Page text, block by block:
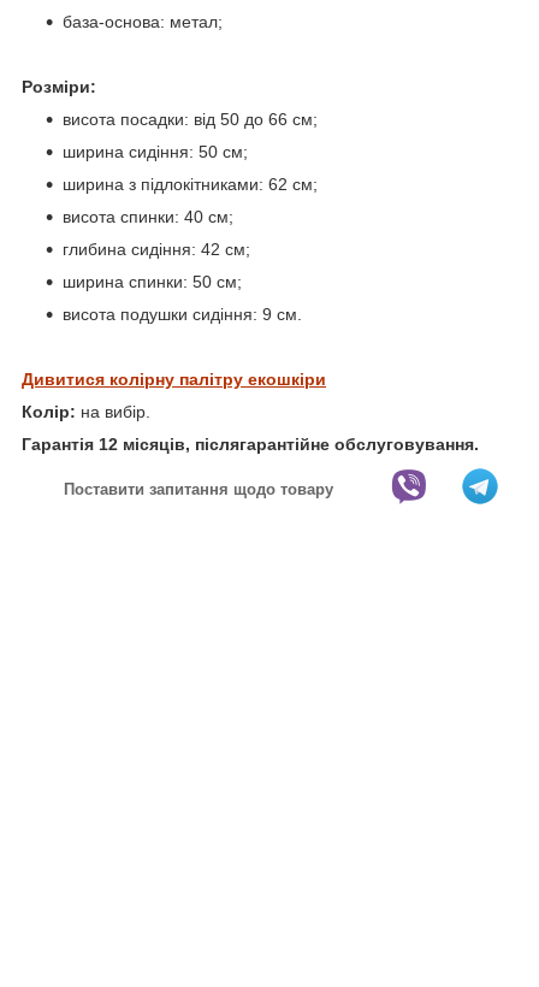
база-основа: метал;
Розміри:
висота посадки: від 50 до 66 см;
ширина сидіння: 50 см;
ширина з підлокітниками: 62 см;
висота спинки: 40 см;
глибина сидіння: 42 см;
ширина спинки: 50 см;
висота подушки сидіння: 9 см.
Дивитися колірну палітру екошкіри
Колір: на вибір.
Гарантія 12 місяців, післягарантійне обслуговування.
Поставити запитання щодо товару